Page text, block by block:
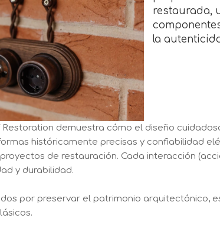
restaurada,
la
Restoration demuestra cómo el diseño
históricamente precisas y confiabilidad
de restauración. Cada interacción
y durabilidad.
por preservar el patrimonio